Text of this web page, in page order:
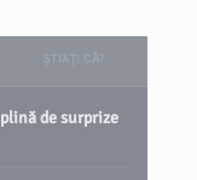
de surprize